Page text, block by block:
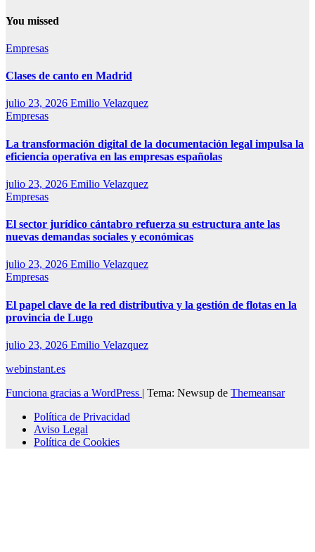
You missed
Empresas
Clases de canto en Madrid
julio 23, 2026 Emilio Velazquez
Empresas
La transformación digital de la documentación legal impulsa la
eficiencia operativa en las empresas españolas
julio 23, 2026 Emilio Velazquez
Empresas
El sector jurídico cántabro refuerza su estructura ante las
nuevas demandas sociales y económicas
julio 23, 2026 Emilio Velazquez
Empresas
El papel clave de la red distributiva y la gestión de flotas en la
provincia de Lugo
julio 23, 2026 Emilio Velazquez
webinstant.es
Funciona gracias a WordPress | Tema: Newsup de Themeansar
Política de Privacidad
Aviso Legal
Política de Cookies